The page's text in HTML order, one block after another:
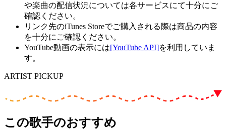
や楽曲の配信状況については各サービスにて十分にご
確認ください。
リンク先のiTunes Storeでご購入される際は商品の内容
を十分にご確認ください。
YouTube動画の表示には[YouTube API]を利用していま
す。
ARTIST PICKUP
この歌手のおすすめ